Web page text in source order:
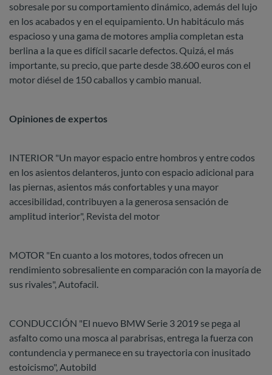
sobresale por su comportamiento dinámico, además del lujo
en los acabados y en el equipamiento. Un habitáculo más
espacioso y una gama de motores amplia completan esta
berlina a la que es difícil sacarle defectos. Quizá, el más
importante, su precio, que parte desde 38.600 euros con el
motor diésel de 150 caballos y cambio manual.
Opiniones de expertos
INTERIOR "Un mayor espacio entre hombros y entre codos
en los asientos delanteros, junto con espacio adicional para
las piernas, asientos más confortables y una mayor
accesibilidad, contribuyen a la generosa sensación de
amplitud interior", Revista del motor
MOTOR "En cuanto a los motores, todos ofrecen un
rendimiento sobresaliente en comparación con la mayoría de
sus rivales", Autofacil.
CONDUCCIÓN "El nuevo BMW Serie 3 2019 se pega al
asfalto como una mosca al parabrisas, entrega la fuerza con
contundencia y permanece en su trayectoria con inusitado
estoicismo", Autobild